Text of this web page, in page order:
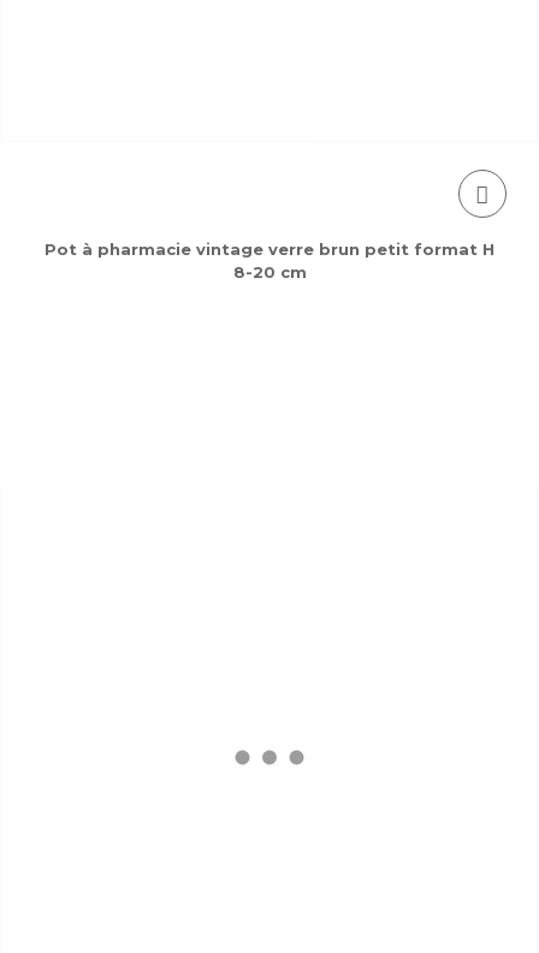
Pot à pharmacie vintage verre brun petit format H
8-20 cm